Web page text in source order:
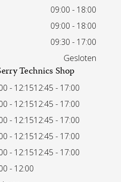
09:00 - 18:00
09:00 - 18:00
09:30 - 17:00
Gesloten
Technics Shop
- 12:1512:45 - 17:00
- 12:1512:45 - 17:00
- 12:1512:45 - 17:00
- 12:1512:45 - 17:00
- 12:1512:45 - 17:00
- 12:00